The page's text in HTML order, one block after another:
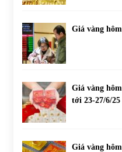
Giá vàng
Giá vàng
tới 23-27/6/25
Giá vàng